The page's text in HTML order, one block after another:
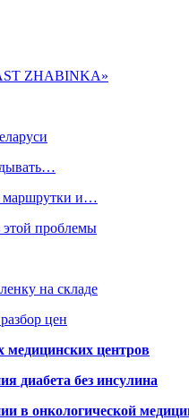
ZHABINKA»
маршрутки и…
этой проблемы
на складе
цен
центров
диабета без инсулина
в онкологической